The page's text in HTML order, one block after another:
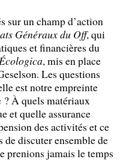
sur un champ d’action
Généraux du Off, qui
et financières du
, mis en place
Les questions
est notre empreinte
? À quels matériaux
et quelle assurance
des activités et ce
de discuter ensemble de
prenions jamais le temps